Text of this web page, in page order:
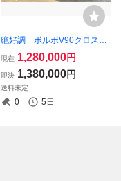
絶好調 ボルボV90クロスカ
ントリー AWD T5サマム
ガソリン 2Lターボ パワー
バックドア 車検8年12月ま
で 即乗り車 鈑金塗装無し
車
現在 1,280,000円
即決 1,380,000円
送料未定
0 5日